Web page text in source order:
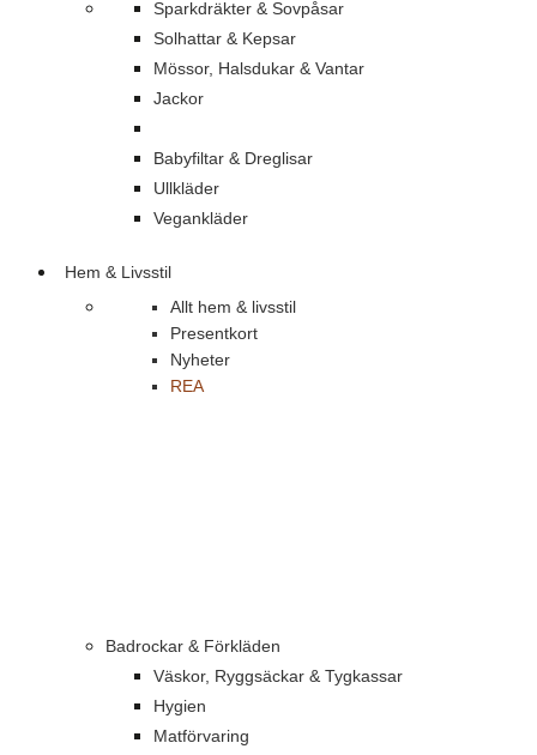
Sparkdräkter & Sovpåsar
Solhattar & Kepsar
Mössor, Halsdukar & Vantar
Jackor
Babyfiltar & Dreglisar
Ullkläder
Vegankläder
Hem & Livsstil
Allt hem & livsstil
Presentkort
Nyheter
REA
Badrockar & Förkläden
Väskor, Ryggsäckar & Tygkassar
Hygien
Matförvaring